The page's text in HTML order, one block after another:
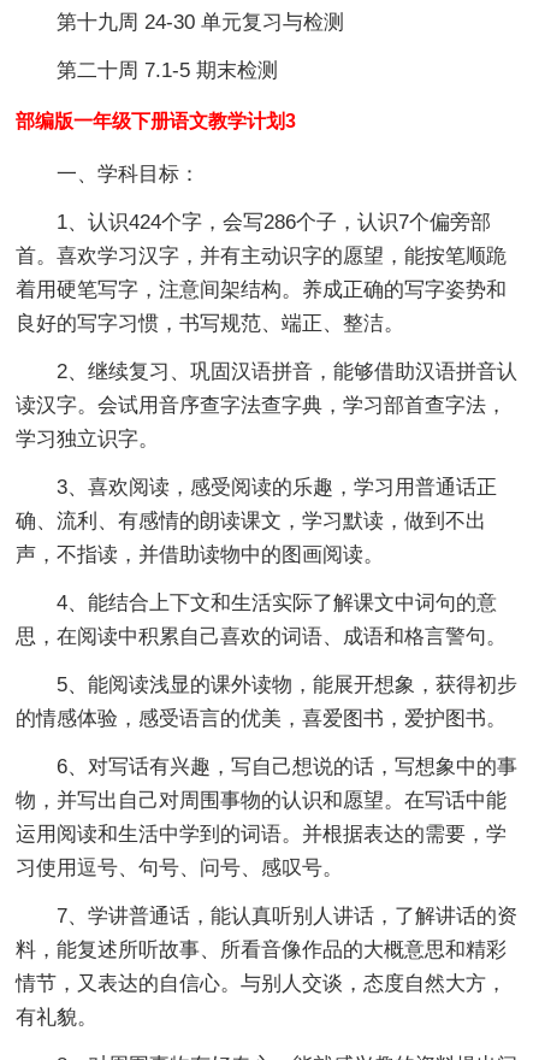
第十九周 24-30 单元复习与检测
第二十周 7.1-5 期末检测
部编版一年级下册语文教学计划3
一、学科目标：
1、认识424个字，会写286个子，认识7个偏旁部
首。喜欢学习汉字，并有主动识字的愿望，能按笔顺跪
着用硬笔写字，注意间架结构。养成正确的写字姿势和
良好的写字习惯，书写规范、端正、整洁。
2、继续复习、巩固汉语拼音，能够借助汉语拼音认
读汉字。会试用音序查字法查字典，学习部首查字法，
学习独立识字。
3、喜欢阅读，感受阅读的乐趣，学习用普通话正
确、流利、有感情的朗读课文，学习默读，做到不出
声，不指读，并借助读物中的图画阅读。
4、能结合上下文和生活实际了解课文中词句的意
思，在阅读中积累自己喜欢的词语、成语和格言警句。
5、能阅读浅显的课外读物，能展开想象，获得初步
的情感体验，感受语言的优美，喜爱图书，爱护图书。
6、对写话有兴趣，写自己想说的话，写想象中的事
物，并写出自己对周围事物的认识和愿望。在写话中能
运用阅读和生活中学到的词语。并根据表达的需要，学
习使用逗号、句号、问号、感叹号。
7、学讲普通话，能认真听别人讲话，了解讲话的资
料，能复述所听故事、所看音像作品的大概意思和精彩
情节，又表达的自信心。与别人交谈，态度自然大方，
有礼貌。